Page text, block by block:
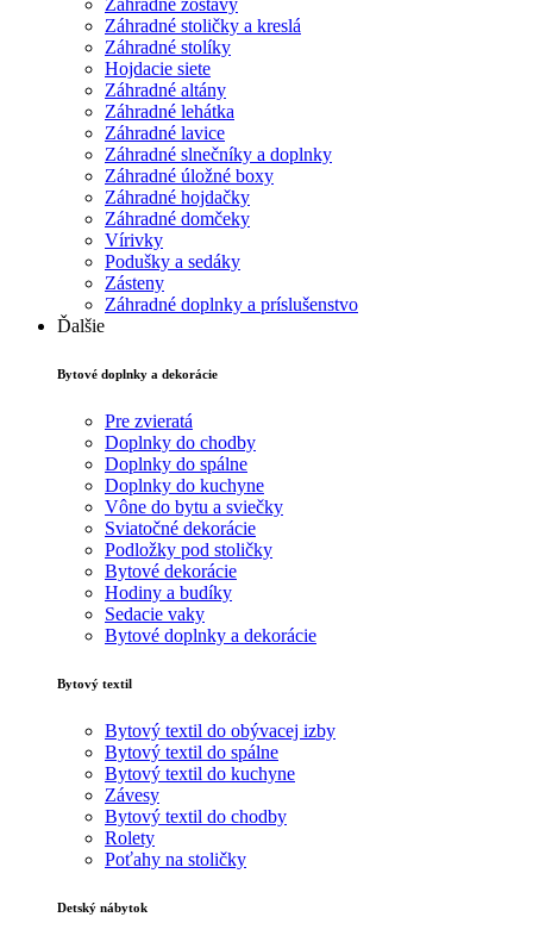
Záhradné zostavy
Záhradné stoličky a kreslá
Záhradné stolíky
Hojdacie siete
Záhradné altány
Záhradné lehátka
Záhradné lavice
Záhradné slnečníky a doplnky
Záhradné úložné boxy
Záhradné hojdačky
Záhradné domčeky
Vírivky
Podušky a sedáky
Zásteny
Záhradné doplnky a príslušenstvo
Ďalšie
Bytové doplnky a dekorácie
Pre zvieratá
Doplnky do chodby
Doplnky do spálne
Doplnky do kuchyne
Vône do bytu a sviečky
Sviatočné dekorácie
Podložky pod stoličky
Bytové dekorácie
Hodiny a budíky
Sedacie vaky
Bytové doplnky a dekorácie
Bytový textil
Bytový textil do obývacej izby
Bytový textil do spálne
Bytový textil do kuchyne
Závesy
Bytový textil do chodby
Rolety
Poťahy na stoličky
Detský nábytok